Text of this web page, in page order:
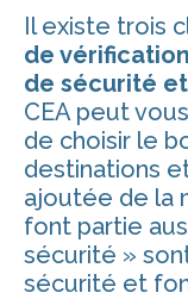
Il existe trois
de
de sécurité
CEA peut
de choisir le
destinations
ajoutée de la
font partie
sécurité »
sécurité et